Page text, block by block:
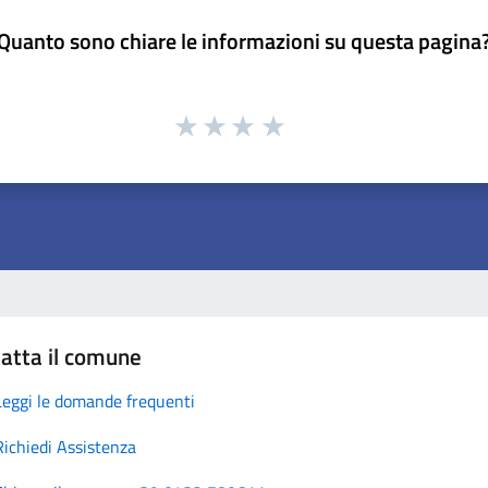
sono chiare le informazioni su questa
il comune
le domande frequenti
Assistenza